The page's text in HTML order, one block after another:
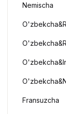
Nemischa
Fransuzcha